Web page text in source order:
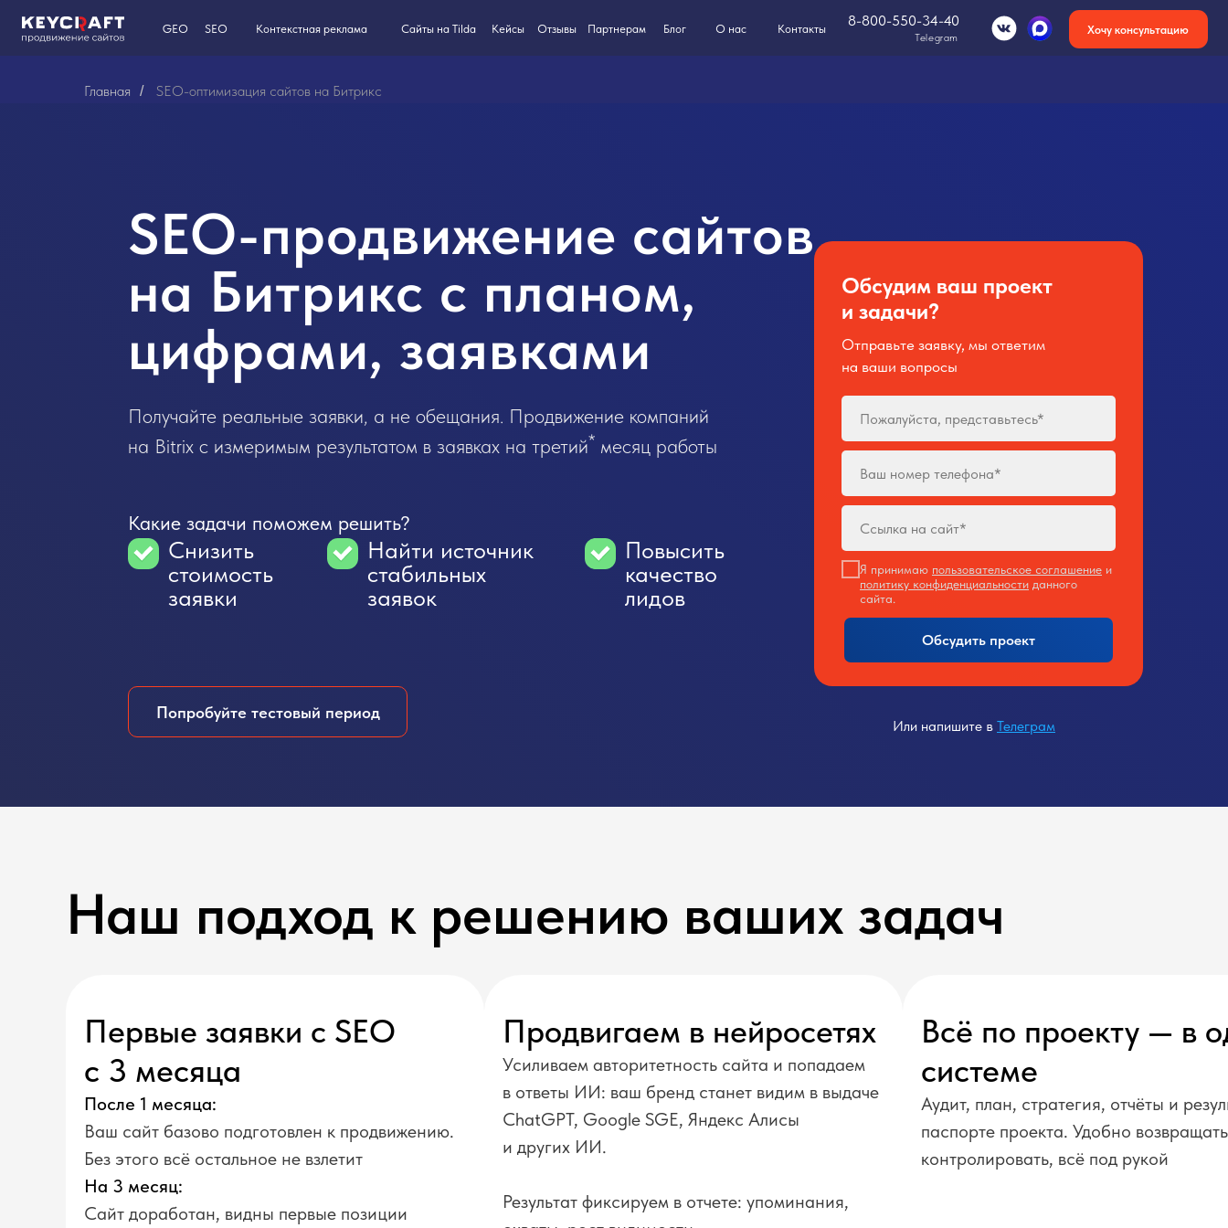
Хочу консультацию
Контекстная реклама Отзывы
Сайты на Tilda
SEO
GEO О нас
Кейсы Партнерам Блог 8-800-550-34-40
Telegram
Контакты
Главная / SEO-оптимизация сайтов на Битрикс
Или напишите в Телеграм
Я принимаю пользовательское соглашение и
политику конфиденциальности данного
сайта.
Обсудить проект
Отправьте заявку, мы ответим
на ваши вопросы
Обсудим ваш проект
и задачи?
Попробуйте тестовый период
Какие задачи поможем решить?
Повысить
качество
лидов
Найти источник
стабильных
заявок
Снизить
стоимость
заявки
Получайте реальные заявки, а не обещания. Продвижение компаний
на Bitrix с измеримым результатом в заявках на третий* месяц работы
SEO-продвижение сайтов
на Битрикс с планом,
цифрами, заявками
Первые заявки с SEO
с 3 месяца
После 1 месяца:
Ваш сайт базово подготовлен к продвижению.
Без этого всё остальное не взлетит
На 3 месяц:
Сайт доработан, видны первые позиции
Продвигаем в нейросетях
Усиливаем авторитетность сайта и попадаем
в ответы ИИ: ваш бренд станет видим в выдаче
ChatGPT, Google SGE, Яндекс Алисы
и других ИИ.
Результат фиксируем в отчете: упоминания,
Всё по проекту — в
системе
Аудит, план, стратегия, отчёты и
паспорте проекта. Удобно
контролировать, всё под рукой
Наш подход к решению ваших задач